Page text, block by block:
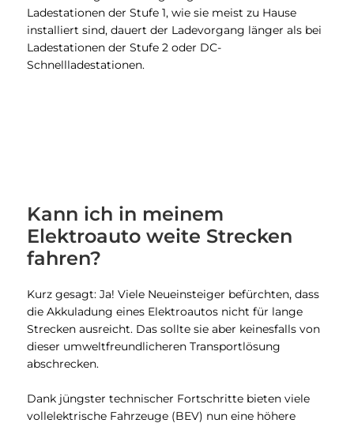
Ladestationen der Stufe 1, wie sie meist zu Hause
installiert sind, dauert der Ladevorgang länger als bei
Ladestationen der Stufe 2 oder DC-
Schnellladestationen.
Kann ich in meinem
Elektroauto weite Strecken
fahren?
Kurz gesagt: Ja! Viele Neueinsteiger befürchten, dass
die Akkuladung eines Elektroautos nicht für lange
Strecken ausreicht. Das sollte sie aber keinesfalls von
dieser umweltfreundlicheren Transportlösung
abschrecken.
Dank jüngster technischer Fortschritte bieten viele
vollelektrische Fahrzeuge (BEV) nun eine höhere